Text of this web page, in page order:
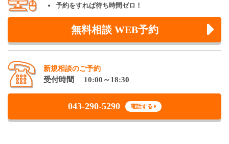
予約をすれば待ち時間ゼロ！
無料相談 WEB予約
新規相談のご予約
受付時間 10:00～18:30
043-290-5290 電話する